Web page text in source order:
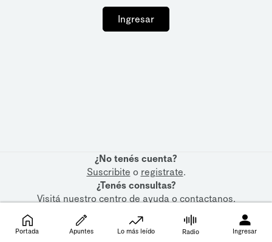
Ingresar
¿No tenés cuenta?
Suscribite o registrate.
¿Tenés consultas?
Visitá nuestrocentro de ayudaocontactanos.
Portada Apuntes Lo más leído Radio Ingresar